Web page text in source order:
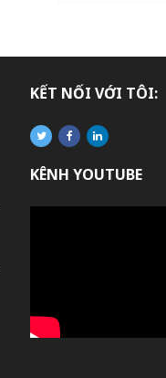
KẾT NỐI VỚI TÔI:
KÊNH YOUTUBE